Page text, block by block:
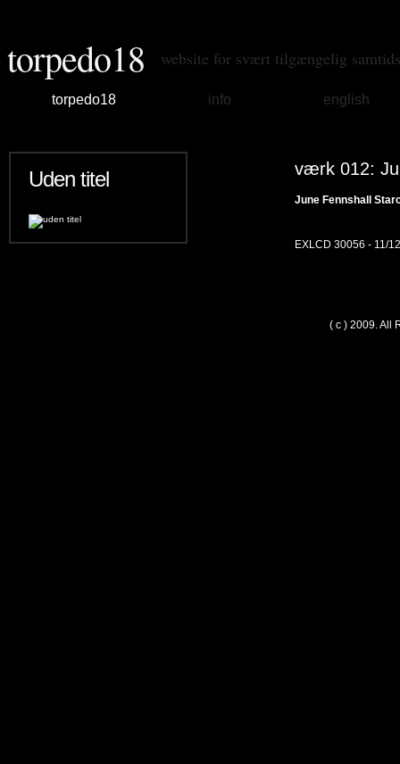
torpedo18 website for svært tilgængelig
torpedo18 info english
Uden titel værk 012:
June Fennshall
EXLCD 30056 - 11/
( c ) 2009. All